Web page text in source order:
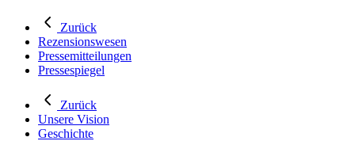
Zurück
Rezensionswesen
Pressemitteilungen
Pressespiegel
Zurück
Unsere Vision
Geschichte